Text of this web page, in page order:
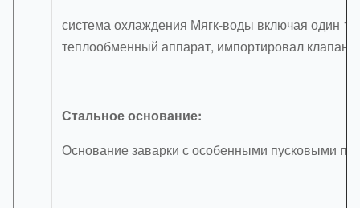
система охлаждения Мягк-воды включая один
теплообменный аппарат, импортировал
Стальное основание:
Основание заварки с особенными пусковыми